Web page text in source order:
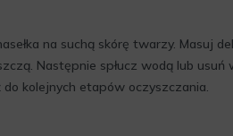
na suchą skórę twarzy. Masuj
Następnie spłucz wodą lub usuń
kolejnych etapów oczyszczania.